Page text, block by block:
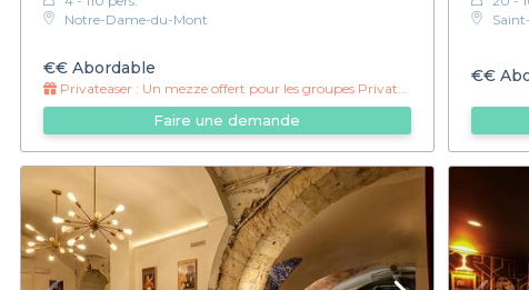
Notre-Dame-du-Mont
€€ Abordable
Privateaser : Un mezze offert pour les groupes Privateaser !
Faire une demande
€€